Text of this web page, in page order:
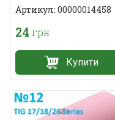
пальників WP-17/18/26
Артикул: 00000014458
24 грн
Купити